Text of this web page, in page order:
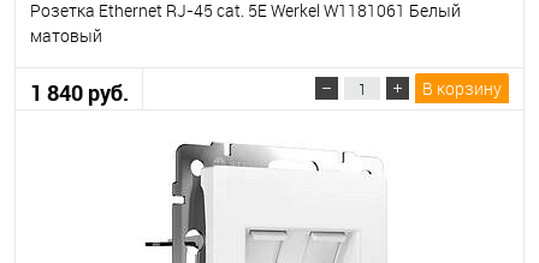
Розетка Ethernet RJ-45 cat. 5E Werkel W1181061 Белый
матовый
1 840 руб. В корзину